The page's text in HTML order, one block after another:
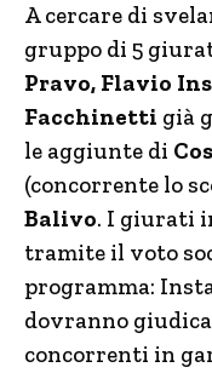
A cercare di
gruppo di 5
Pravo, Flavio
Facchinetti già
le aggiunte di
(concorrente lo
Balivo. I giurati
tramite il voto
programma:
dovranno
concorrenti in